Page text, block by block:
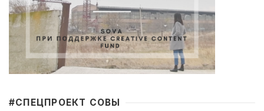
#CПЕЦПРОЕКТ СОВЫ